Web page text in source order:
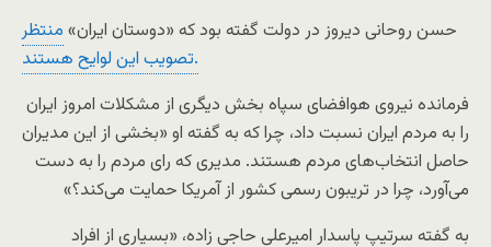
حسن روحانی دیروز در دولت گفته بود که «دوستان ایران» منتظر
تصویب این لوایح هستند.
فرمانده نیروی هوافضای سپاه بخش دیگری از مشکلات امروز ایران
را به مردم ایران نسبت داد، چرا که به گفته او «بخشی از این مدیران
حاصل انتخاب‌های مردم هستند. مدیری که رای مردم را به دست
می‌آورد، چرا در تریبون رسمی کشور از آمریکا حمایت می‌کند؟»
به گفته سرتیپ پاسدار امیرعلی حاجی زاده، «بسیاری از افراد